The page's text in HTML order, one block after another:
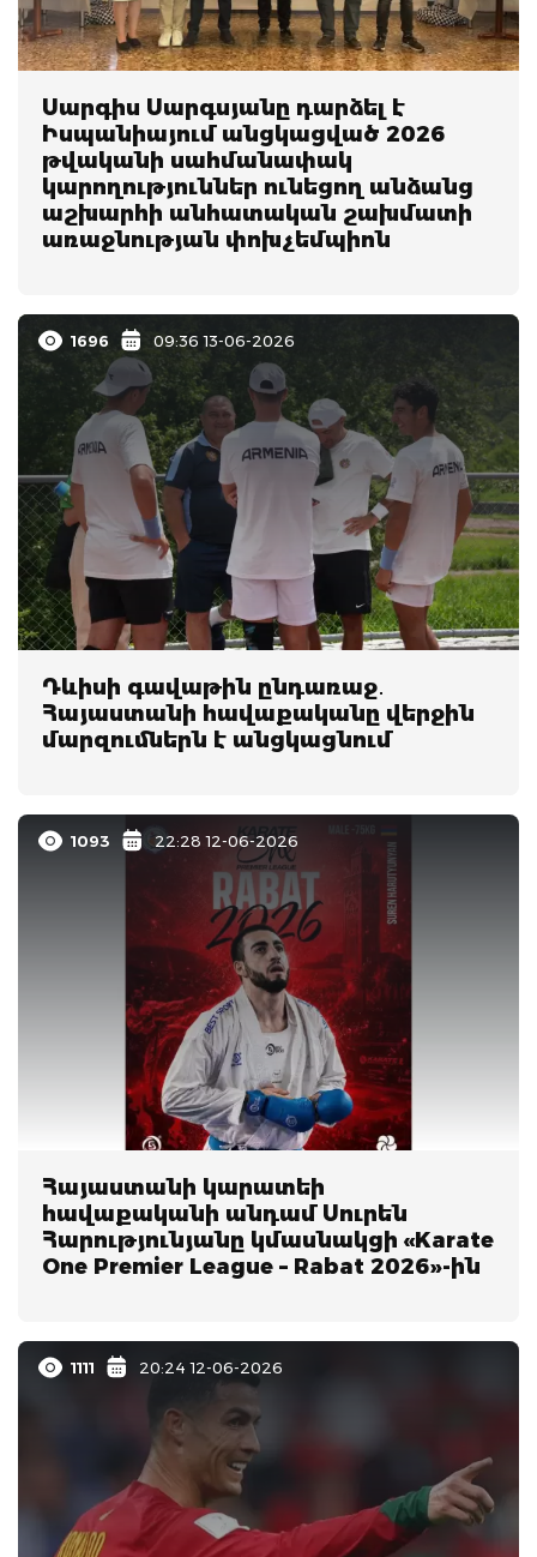
Սարգիս Սարգսյանը դարձել է
Իսպանիայում անցկացված 2026
թվականի սահմանափակ
կարողություններ ունեցող անձանց
աշխարհի անհատական շախմատի
առաջնության փոխչեմպիոն
1696 09:36 13-06-2026
Դևիսի գավաթին ընդառաջ․
Հայաստանի հավաքականը վերջին
մարզումներն է անցկացնում
1093 22:28 12-06-2026
Հայաստանի կարատեի
հավաքականի անդամ Սուրեն
Հարությունյանը կմասնակցի «Karate
One Premier League – Rabat 2026»-ին
1111 20:24 12-06-2026